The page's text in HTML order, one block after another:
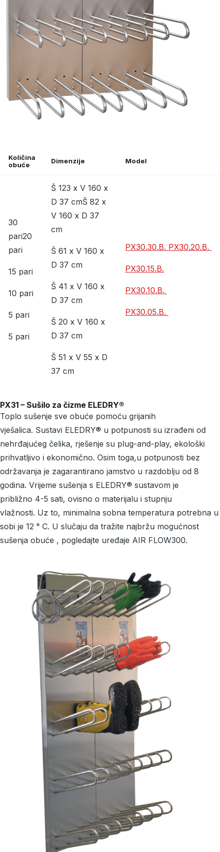
Količina
obuće
Dimenzije Model
30
pari20
pari
15 pari
10 pari
5 pari
5 pari
Š 123 x V 160 x
D 37 cmŠ 82 x
V 160 x D 37
cm
Š 61 x V 160 x
D 37 cm
Š 41 x V 160 x
D 37 cm
Š 20 x V 160 x
D 37 cm
Š 51 x V 55 x D
37 cm
PX30.30.B. PX30.20.B.
PX30.15.B.
PX30.10.B.
PX30.05.B.
PX31 – Sušilo za čizme ELEDRY®
Toplo sušenje sve obuće pomoću grijanih
vješalica. Sustavi ELEDRY® u potpunosti su izrađeni od
nehrđajućeg čelika, rješenje su plug-and-play, ekološki
prihvatljivo i ekonomično. Osim toga,u potpunosti bez
održavanja je zagarantirano jamstvo u razdoblju od 8
godina. Vrijeme sušenja s ELEDRY® sustavom je
približno 4-5 sati, ovisno o materijalu i stupnju
vlažnosti. Uz to, minimalna sobna temperatura potrebna u
sobi je 12 ° C. U slučaju da tražite najbržu mogućnost
sušenja obuće , pogledajte uređaje AIR FLOW300.